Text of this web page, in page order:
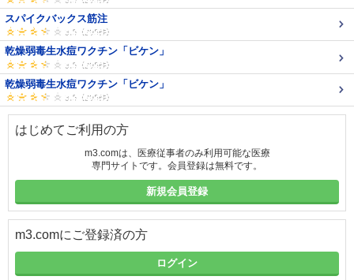
スパイクバックス筋注
乾燥弱毒生水痘ワクチン「ビケン」
乾燥弱毒生水痘ワクチン「ビケン」
はじめてご利用の方
m3.comは、医療従事者のみ利用可能な医療
専門サイトです。会員登録は無料です。
新規会員登録
m3.comにご登録済の方
ログイン